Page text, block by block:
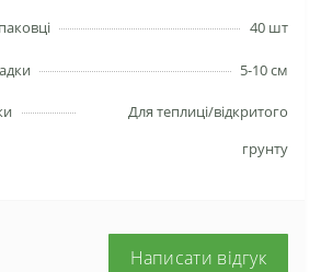
40 шт
5-10 см
Для теплиці/відкритого
грунту
Написати відгук